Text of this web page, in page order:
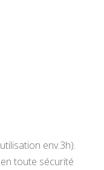
env.3h).
toute sécurité